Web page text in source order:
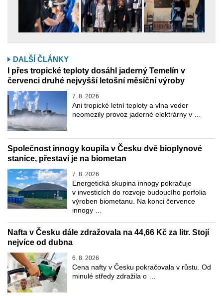
DALŠÍ ČLÁNKY
I přes tropické teploty dosáhl jaderný Temelín v
červenci druhé nejvyšší letošní měsíční výroby
7. 8. 2026
Ani tropické letní teploty a vlna veder
neomezily provoz jaderné elektrárny v …
Společnost innogy koupila v Česku dvě bioplynové
stanice, přestaví je na biometan
7. 8. 2026
Energetická skupina innogy pokračuje
v investicích do rozvoje budoucího porfolia
výroben biometanu. Na konci července
innogy …
Nafta v Česku dále zdražovala na 44,66 Kč za litr. Stojí
nejvíce od dubna
6. 8. 2026
Cena nafty v Česku pokračovala v růstu. Od
minulé středy zdražila o …